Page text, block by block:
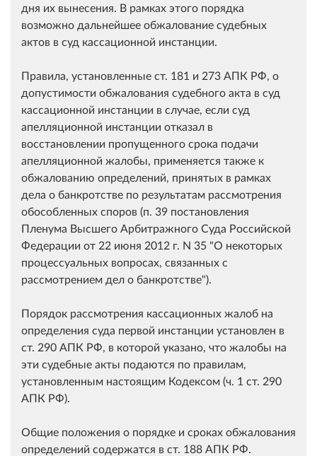
дня их вынесения. В рамках этого порядка
возможно дальнейшее обжалование судебных
актов в суд кассационной инстанции.
Правила, установленные ст. 181 и 273 АПК РФ, о
допустимости обжалования судебного акта в суд
кассационной инстанции в случае, если суд
апелляционной инстанции отказал в
восстановлении пропущенного срока подачи
апелляционной жалобы, применяется также к
обжалованию определений, принятых в рамках
дела о банкротстве по результатам рассмотрения
обособленных споров (п. 39 постановления
Пленума Высшего Арбитражного Суда Российской
Федерации от 22 июня 2012 г. N 35 "О некоторых
процессуальных вопросах, связанных с
рассмотрением дел о банкротстве").
Порядок рассмотрения кассационных жалоб на
определения суда первой инстанции установлен в
ст. 290 АПК РФ, в которой указано, что жалобы на
эти судебные акты подаются по правилам,
установленным настоящим Кодексом (ч. 1 ст. 290
АПК РФ).
Общие положения о порядке и сроках обжалования
определений содержатся в ст. 188 АПК РФ.